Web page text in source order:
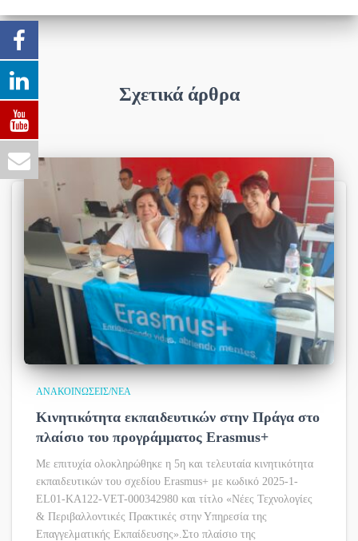
Σχετικά άρθρα
ΑΝΑΚΟΙΝΏΣΕΙΣ/ΝΈΑ
Κινητικότητα εκπαιδευτικών στην Πράγα στο
πλαίσιο του προγράμματος Erasmus+
Με επιτυχία ολοκληρώθηκε η 5η και τελευταία κινητικότητα
εκπαιδευτικών του σχεδίου Erasmus+ με κωδικό 2025-1-
EL01-KA122-VET-000342980 και τίτλο «Νέες Τεχνολογίες
& Περιβαλλοντικές Πρακτικές στην Υπηρεσία της
Επαγγελματικής Εκπαίδευσης».Στο πλαίσιο της